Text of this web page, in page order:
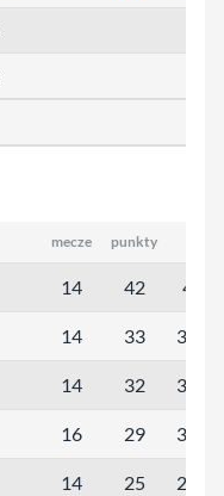
mecze punkty
14 42 42:1
14 33 34:11
14 32 36:15
16 29 35:23
14 25 29:23